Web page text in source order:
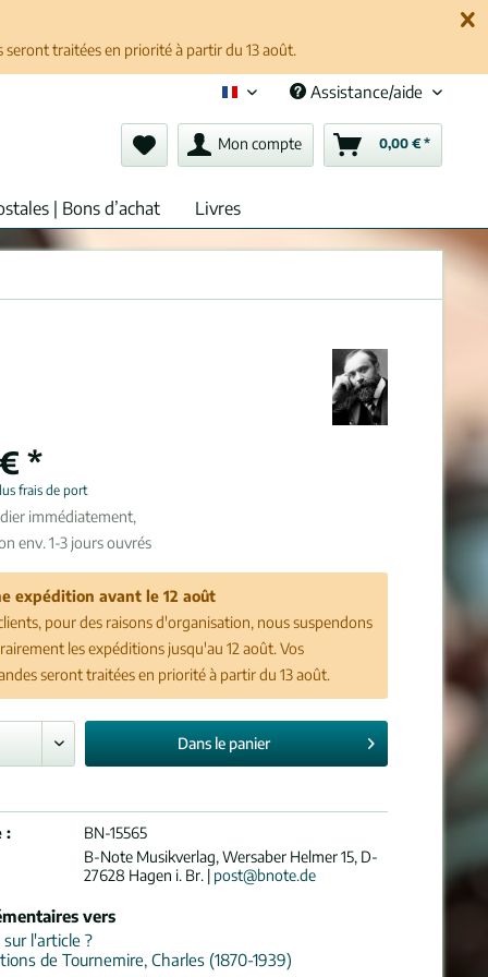
traitées en priorité à partir du 13 août.
Français (fr)Assistance/aide
Mon compte 0,00 € *
| Bons d’achat Livres
*
frais de port
immédiatement,
env. 1-3 jours ouvrés
expédition avant le 12 août
pour des raisons d'organisation, nous suspendons
les expéditions jusqu'au 12 août. Vos
seront traitées en priorité à partir du 13 août.
Dans le panier
:
BN-15565
B-Note Musikverlag, Wersaber Helmer 15, D-
27628 Hagen i. Br. | post@bnote.de
vers
l'article ?
de Tournemire, Charles (1870-1939)